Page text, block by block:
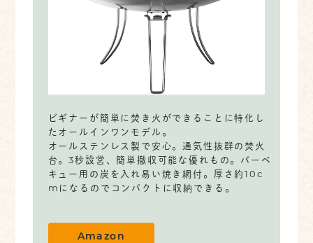
ビギナーが簡単に焚き火ができることに特化し
たオールインワンモデル。
オールステンレス製で安心。通気性抜群の焚火
台。3秒設営、簡単撤収可能な優れもの。バーベ
キュー用の炭を入れ易い焼き網付。厚さ約10c
mになるのでコンパクトに収納できる。
Amazon